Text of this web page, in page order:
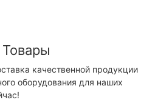
качественной продукции
оборудования для наших